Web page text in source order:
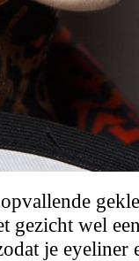
gezicht wel
je eyeliner